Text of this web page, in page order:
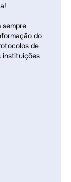
sempre
do
de
instituições